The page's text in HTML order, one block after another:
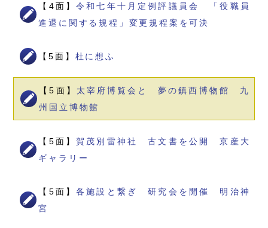
【4面】令和七年十月定例評議員会 「役職員
進退に関する規程」変更規程案を可決
【5面】 杜に想ふ
【5面】 太宰府博覧会と 夢の鎮西博物館 九
州国立博物館
【5面】賀茂別雷神社 古文書を公開 京産大
ギャラリー
【5面】各施設と繋ぎ 研究会を開催 明治神
宮